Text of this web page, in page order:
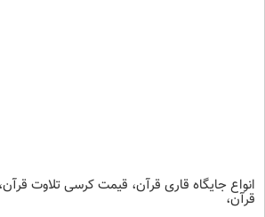
انواع جایگاه قاری قرآن، قیمت کرسی تلاوت
قرآن،